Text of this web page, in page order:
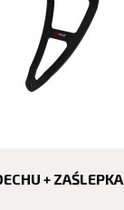
+ ZAŚLEPKA